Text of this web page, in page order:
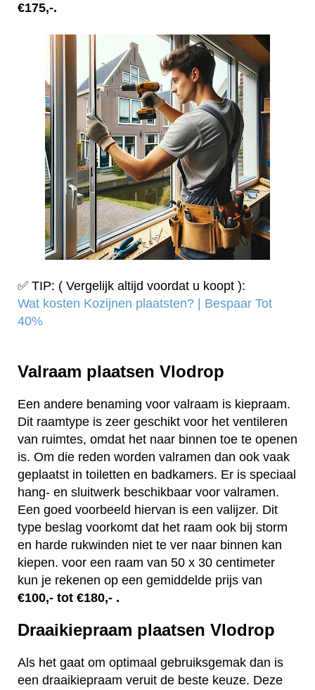
€175,-.
✅ TIP: ( Vergelijk altijd voordat u koopt ):
Wat kosten Kozijnen plaatsten? | Bespaar Tot
40%‎
Valraam plaatsen Vlodrop
Een andere benaming voor valraam is kiepraam.
Dit raamtype is zeer geschikt voor het ventileren
van ruimtes, omdat het naar binnen toe te openen
is. Om die reden worden valramen dan ook vaak
geplaatst in toiletten en badkamers. Er is speciaal
hang- en sluitwerk beschikbaar voor valramen.
Een goed voorbeeld hiervan is een valijzer. Dit
type beslag voorkomt dat het raam ook bij storm
en harde rukwinden niet te ver naar binnen kan
kiepen. voor een raam van 50 x 30 centimeter
kun je rekenen op een gemiddelde prijs van
€100,- tot €180,- .
Draaikiepraam plaatsen Vlodrop
Als het gaat om optimaal gebruiksgemak dan is
een draaikiepraam veruit de beste keuze. Deze